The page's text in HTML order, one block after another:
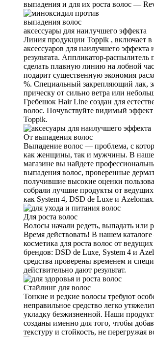
выпадения и для их роста волос —
аксеcсуары для наилучшего эффекта
Линия продукции Toppik , включает в
аксессуаров для наилучшего эффекта
результата. Аппликатор-
сделать плавную линию на лобной
подарит существенную экономия
%. Специальный закрепляющий лак,
прическу от сильно ветра или
Гребешок Hair Line создан для
волос. Почувствуйте видимый эффект
Toppik.
От выпадения волос
Выпадение волос — проблема, с
как женщины, так и мужчины. В
магазине вы найдете
выпадения волос, проверенные
получившие высокие оценки
собрали лучшие продукты от
как System 4, DSD de Luxe и Azelomax.
Для роста волос
Волосы начали редеть, выпадать или
Время действовать! В нашем
косметика для роста волос от
брендов: DSD de Luxe, System 4 и
средства проверены временем и
действительно дают результат.
Стайлинг для волос
Тонкие и редкие волосы требуют
неправильное средство легко
укладку безжизненной. Наши
созданы именно для того, чтобы
текстуру и стойкость, не перегружая